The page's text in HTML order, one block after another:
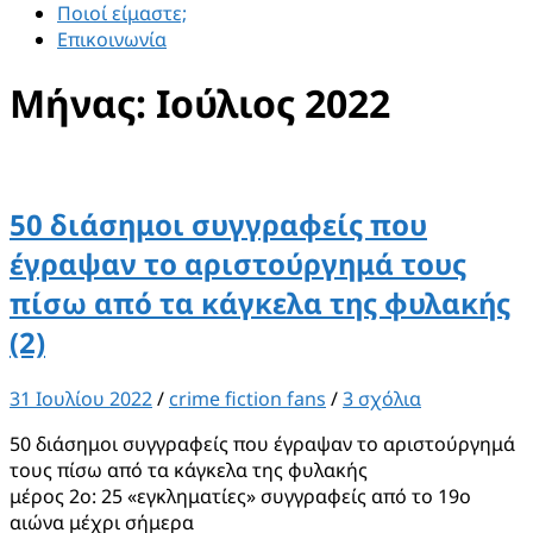
Ποιοί είμαστε;
Επικοινωνία
Μήνας: Ιούλιος 2022
50 διάσημοι συγγραφείς που
έγραψαν το αριστούργημά τους
πίσω από τα κάγκελα της φυλακής
(2)
31 Ιουλίου 2022/ crime fiction fans /3 σχόλια
50 διάσημοι συγγραφείς που έγραψαν το αριστούργημά
τους πίσω από τα κάγκελα της φυλακής
μέρος 2ο: 25 «εγκληματίες» συγγραφείς από το 19ο
αιώνα μέχρι σήμερα